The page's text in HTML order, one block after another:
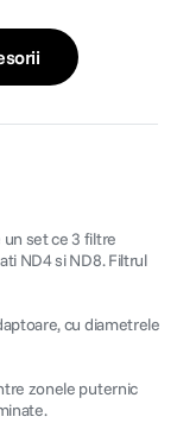
set ce 3 filtre
ND4 si ND8. Filtrul
cu diametrele
zonele puternic